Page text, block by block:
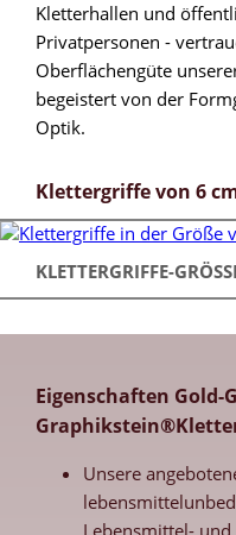
Kletterhallen und
Privatpersonen -
Oberflächengüte
begeistert von der
Optik.
Klettergriffe von 6
KLETTERGRIFFE-
Eigenschaften Gold-
Unsere